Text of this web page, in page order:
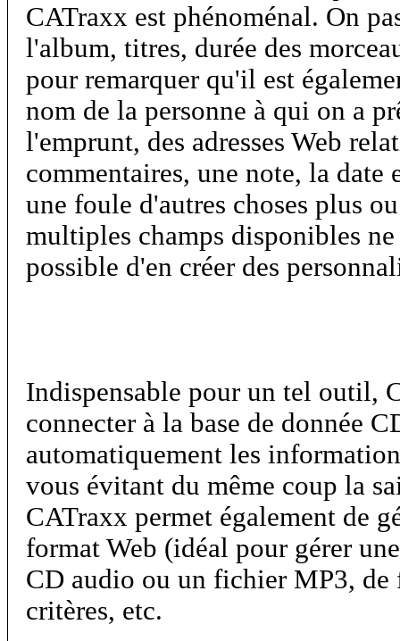
CATraxx est phénoménal. On
l'album, titres, durée des
pour remarquer qu'il est
nom de la personne à qui on a
l'emprunt, des adresses Web
commentaires, une note, la date
une foule d'autres choses plus
multiples champs disponibles
possible d'en créer des
Indispensable pour un tel outil,
connecter à la base de donnée
automatiquement les
vous évitant du même coup la
CATraxx permet également de
format Web (idéal pour gérer
CD audio ou un fichier MP3, de
critères, etc.